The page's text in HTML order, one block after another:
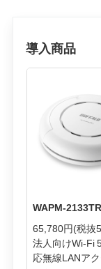
導入商品
WAPM-2133TR
65,780円(税抜
法人向けWi-Fi
応無線LANア